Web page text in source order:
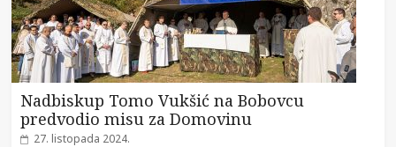
Nadbiskup Tomo Vukšić na Bobovcu
predvodio misu za Domovinu
27. listopada 2024.